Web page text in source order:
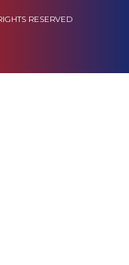
RESERVED